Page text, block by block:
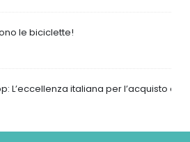
le biciclette!
L’eccellenza italiana per l’acquisto di